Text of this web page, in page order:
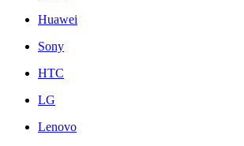
Huawei
Sony
HTC
LG
Lenovo